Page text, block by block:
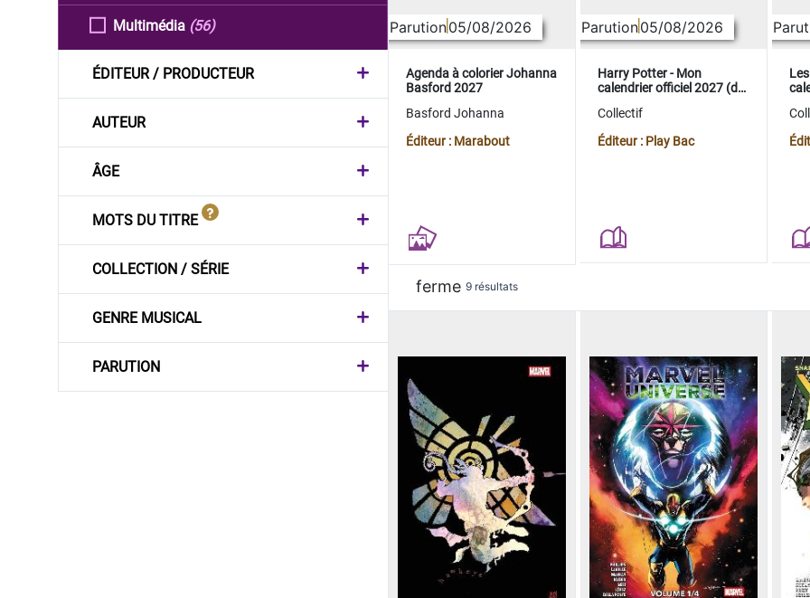
Multimédia (56)
ÉDITEUR / PRODUCTEUR
AUTEUR
ÂGE
MOTS DU TITRE
COLLECTION / SÉRIE
GENRE MUSICAL
PARUTION
Parution05/08/2026
Agenda à colorier Johanna
Basford 2027
Basford Johanna
Éditeur : Marabout
Parution05/08/2026
Harry Potter - Mon
calendrier officiel 2027 (de
Collectif
Éditeur : Play Bac
ferme 9 résultats